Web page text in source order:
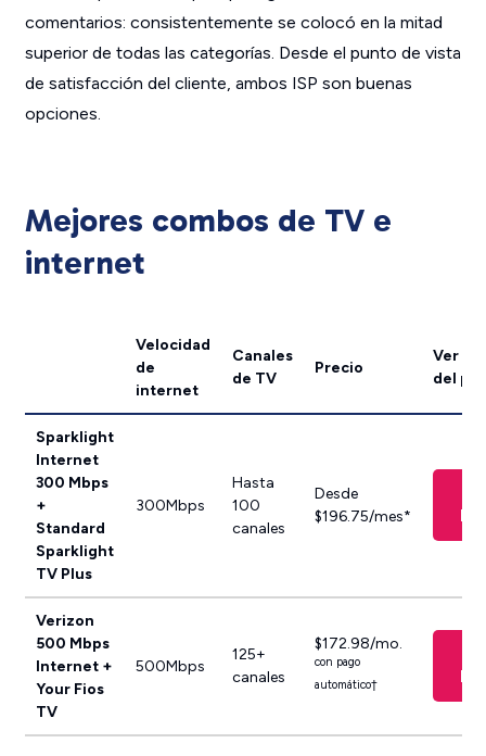
comentarios: consistentemente se colocó en la mitad
superior de todas las categorías. Desde el punto de vista
de satisfacción del cliente, ambos ISP son buenas
opciones.
Mejores combos de TV e
internet
Velocidad
de
internet
Canales
de TV
Precio
Ver
del
Sparklight
Internet
300 Mbps
+
Standard
Sparklight
TV Plus
300Mbps
Hasta
100
canales
Desde
$196.75/mes*
Verizon
500 Mbps
Internet +
Your Fios
TV
500Mbps
125+
canales
$172.98/mo.
con pago
automático†